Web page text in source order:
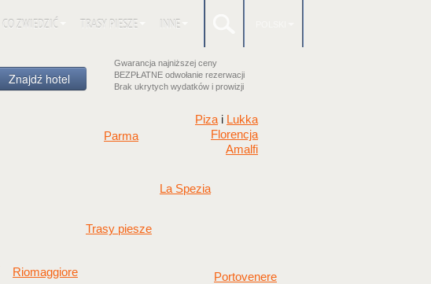
CO ZWIEDZIĆ TRASY PIESZE INNE
Znajdź hotel
Gwarancja najniższej ceny
BEZPŁATNE odwołanie rezerwacji
Brak ukrytych wydatków i prowizji
Riomaggiore Portovenere
La Spezia
Trasy piesze
Parma
Piza i Lukka
Florencja
Amalfi